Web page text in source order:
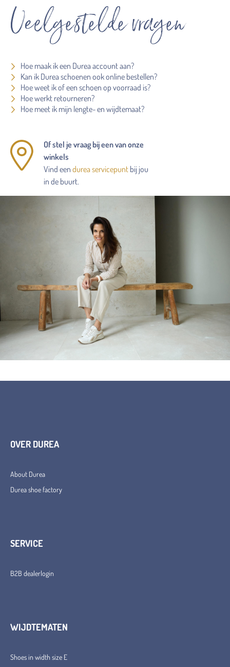
Veelgestelde vragen
Hoe maak ik een Durea account aan?
Kan ik Durea schoenen ook online bestellen?
Hoe weet ik of een schoen op voorraad is?
Hoe werkt retourneren?
Hoe meet ik mijn lengte- en wijdtemaat?
Of stel je vraag bij een van onze
winkels
Vind een durea servicepunt bij jou
in de buurt.
OVER DUREA
About Durea
Durea shoe factory
SERVICE
B2B dealerlogin
WIJDTEMATEN
Shoes in width size E